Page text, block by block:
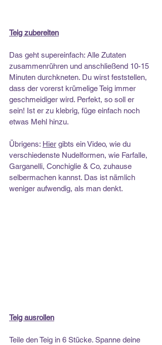
Teig zubereiten
Das geht supereinfach: Alle Zutaten
zusammenrühren und anschließend 10-15
Minuten durchkneten. Du wirst feststellen,
dass der vorerst krümelige Teig immer
geschmeidiger wird. Perfekt, so soll er
sein! Ist er zu klebrig, füge einfach noch
etwas Mehl hinzu.
Übrigens: Hier gibts ein Video, wie du
verschiedenste Nudelformen, wie Farfalle,
Garganelli, Conchiglie & Co, zuhause
selbermachen kannst. Das ist nämlich
weniger aufwendig, als man denkt.
Teig ausrollen
Teile den Teig in 6 Stücke. Spanne deine